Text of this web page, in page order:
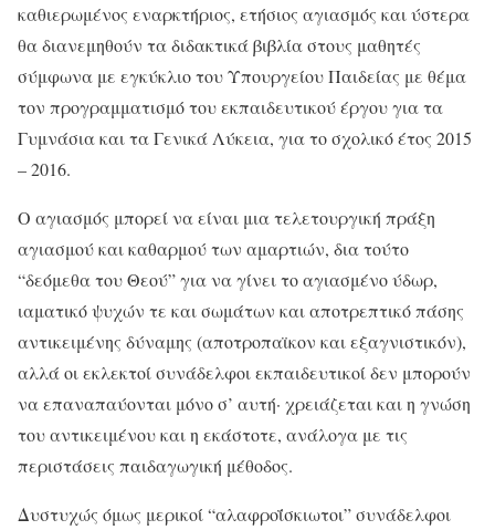
καθιερωμένος εναρκτήριος, ετήσιος αγιασμός και ύστερα
θα διανεμηθούν τα διδακτικά βιβλία στους μαθητές
σύμφωνα με εγκύκλιο του Υπουργείου Παιδείας με θέμα
τον προγραμματισμό του εκπαιδευτικού έργου για τα
Γυμνάσια και τα Γενικά Λύκεια, για το σχολικό έτος 2015
– 2016.
Ο αγιασμός μπορεί να είναι μια τελετουργική πράξη
αγιασμού και καθαρμού των αμαρτιών, δια τούτο
“δεόμεθα του Θεού” για να γίνει το αγιασμένο ύδωρ,
ιαματικό ψυχών τε και σωμάτων και αποτρεπτικό πάσης
αντικειμένης δύναμης (αποτροπαϊκον και εξαγνιστικόν),
αλλά οι εκλεκτοί συνάδελφοι εκπαιδευτικοί δεν μπορούν
να επαναπαύονται μόνο σ’ αυτή· χρειάζεται και η γνώση
του αντικειμένου και η εκάστοτε, ανάλογα με τις
περιστάσεις παιδαγωγική μέθοδος.
Δυστυχώς όμως μερικοί “αλαφροΐσκιωτοι” συνάδελφοι